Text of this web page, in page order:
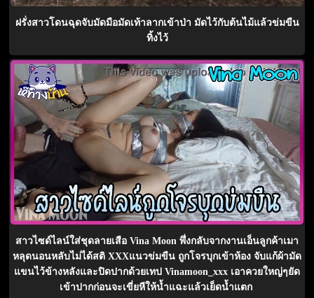
ฝรั่งสาวโดนฉุดจับมัดมือมัดเท้าลากเข้าป่า มัดไว้กับต้นไม้แล้วข่มขืน
ทิ้งไว้
สาวไซด์ไลน์ใส่ชุดลายเสือ Vina Moon พึ่งกลับจากงานเอ็นลูกค้าเมา
หลุดนอนหลับไม่ได้สติ XXXแนวข่มขืน ถูกโจรบุกเข้าห้อง จับแก้ผ้ามัด
แขนไว้ข้างหลังและปิดปากด้วยเทป Vinamoon_xxx เอาควยใหญ่ๆยัด
เข้าปากก่อนจะเขี่ยหีให้น้ำแฉะแล้วเย็ดน้ำแตก